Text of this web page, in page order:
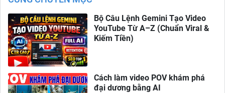
Bộ Câu Lệnh Gemini Tạo Video
YouTube Từ A–Z (Chuẩn Viral &
Kiếm Tiền)
Cách làm video POV khám phá
đại dương bằng AI